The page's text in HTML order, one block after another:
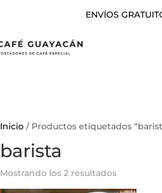
ENVÍOS
Inicio / Productos etiquetados
barista
Mostrando los 2 resultados